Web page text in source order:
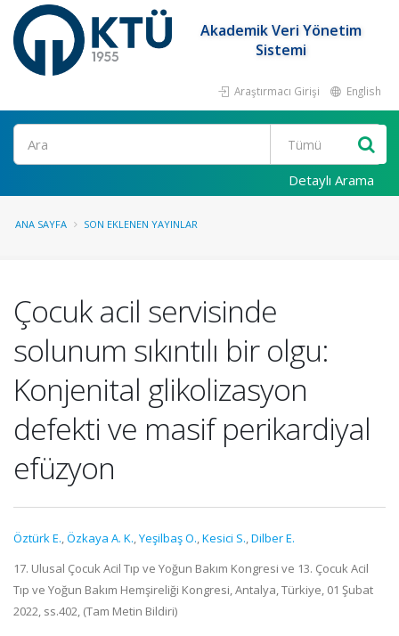
Akademik Veri Yönetim
Sistemi
Araştırmacı Girişi English
Ara
Detaylı Arama
ANA SAYFA SON EKLENEN YAYINLAR
Çocuk acil servisinde
solunum sıkıntılı bir olgu:
Konjenital glikolizasyon
defekti ve masif perikardiyal
efüzyon
Öztürk E.,Özkaya A. K.,Yeşilbaş O.,Kesici S.,Dilber E.
17. Ulusal Çocuk Acil Tıp ve Yoğun Bakım Kongresi ve 13. Çocuk Acil
Tıp ve Yoğun Bakım Hemşireliği Kongresi, Antalya, Türkiye, 01 Şubat
2022, ss.402, (Tam Metin Bildiri)